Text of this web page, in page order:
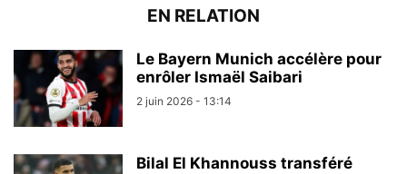
EN RELATION
Le Bayern Munich accélère pour
enrôler Ismaël Saibari
2 juin 2026 - 13:14
Bilal El Khannouss transféré